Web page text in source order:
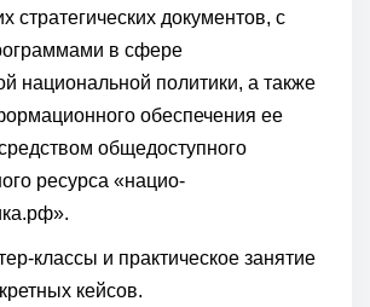
стратегических документов, с
в сфере
национальной политики, а также
обеспечения ее
общедоступного
ресурса «нацио­
классы и практическое занятие
кейсов.